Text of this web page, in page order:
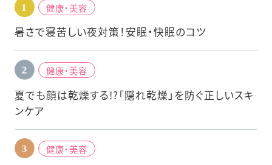
健康・美容
暑さで寝苦しい夜対策！安眠・快眠のコツ
健康・美容
夏でも顔は乾燥する!?「隠れ乾燥」を防ぐ正しいスキ
ンケア
健康・美容